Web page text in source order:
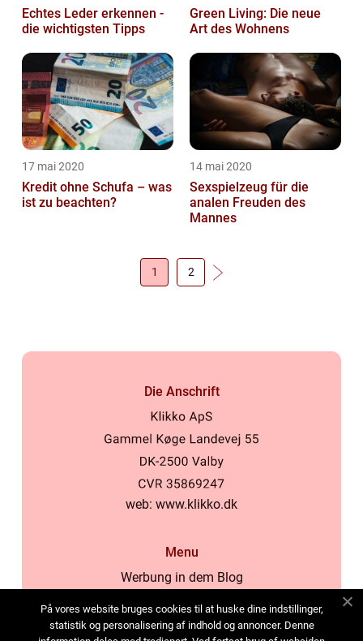
Echtes Leder erkennen -
die wichtigsten Tipps
Green Living: Die neue
Art des Wohnens
17 mai 2020
Kredit ohne Schufa – was
ist zu beachten?
14 mai 2020
Sexspielzeug für die
analen Freuden des
Mannes
1 2
Die Anschrift
web: www.klikko.dk
Menu
Werbung in dem Blog
Cookies
På vores website bruges cookies til at huske dine indstillinger,
statistik og personalisering af indhold og annoncer. Denne